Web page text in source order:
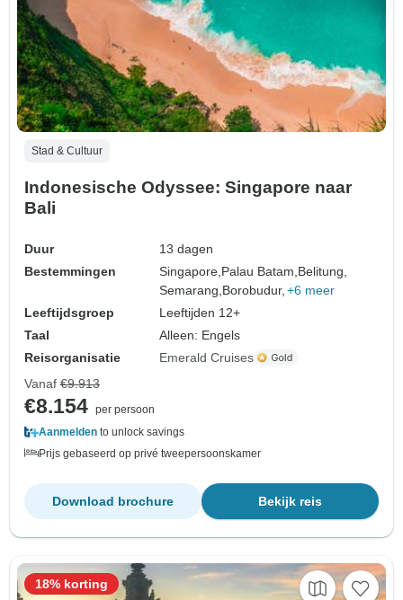
Stad & Cultuur
Indonesische Odyssee: Singapore naar
Bali
Duur
13 dagen
Bestemmingen
Singapore, Palau Batam, Belitung,
Semarang, Borobudur, +6 meer
Leeftijdsgroep
Leeftijden 12+
Taal
Alleen: Engels
Reisorganisatie
Emerald Cruises
Vanaf €9.913
€8.154 per persoon
Aanmelden to unlock savings
Prijs gebaseerd op privé tweepersoonskamer
Bekijk reis
Download brochure
18% korting